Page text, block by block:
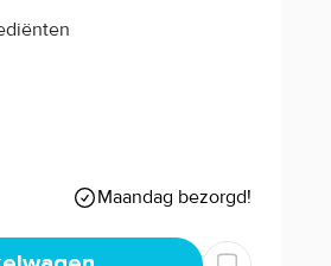
Maandag bezorgd!